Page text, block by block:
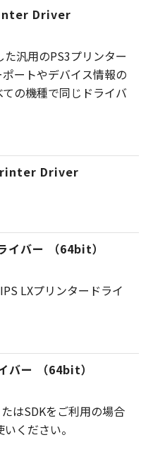
Driver
汎用のPS3プリンター
ートやデバイス情報の
の機種で同じドライバ
Driver
イバー （64bit）
LXプリンタードライ
バー （64bit）
はSDKをご利用の場合
ください。